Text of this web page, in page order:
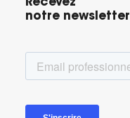
Recevez
notre newsletter